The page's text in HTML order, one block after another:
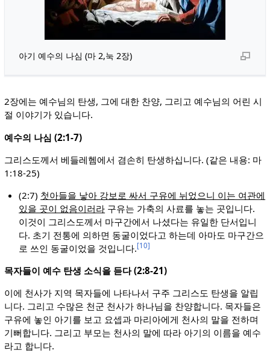
아기 예수의 나심 (마 2,눅 2장)
2장에는 예수님의 탄생, 그에 대한 찬양, 그리고 예수님의 어린 시
절 이야기가 있습니다.
예수의 나심 (2:1-7)
그리스도께서 베들레헴에서 겸손히 탄생하십니다. (같은 내용: 마
1:18-25)
(2:7) 첫아들을 낳아 강보로 싸서 구유에 뉘었으니 이는 여관에
있을 곳이 없음이러라 구유는 가축의 사료를 놓는 곳입니다.
이것이 그리스도께서 마구간에서 나셨다는 유일한 단서입니
다. 초기 전통에 의하면 동굴이었다고 하는데 아마도 마구간으
로 쓰인 동굴이었을 것입니다.[10]
목자들이 예수 탄생 소식을 듣다 (2:8-21)
이에 천사가 지역 목자들에 나타나서 구주 그리스도 탄생을 알립
니다. 그리고 수많은 천군 천사가 하나님을 찬양합니다. 목자들은
구유에 놓인 아기를 보고 요셉과 마리아에게 천사의 말을 전하며
기뻐합니다. 그리고 부모는 천사의 말에 따라 아기의 이름을 예수
라고 합니다.